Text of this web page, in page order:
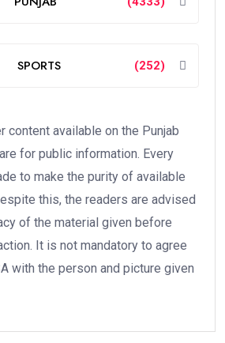
SPORTS (252)
content available on the Punjab
for public information. Every
to make the purity of available
this, the readers are advised
of the material given before
It is not mandatory to agree
with the person and picture given